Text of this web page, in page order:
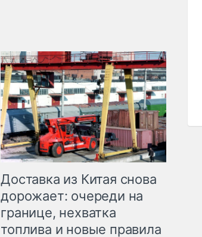
Доставка из Китая снова
дорожает: очереди на
границе, нехватка
топлива и новые правила